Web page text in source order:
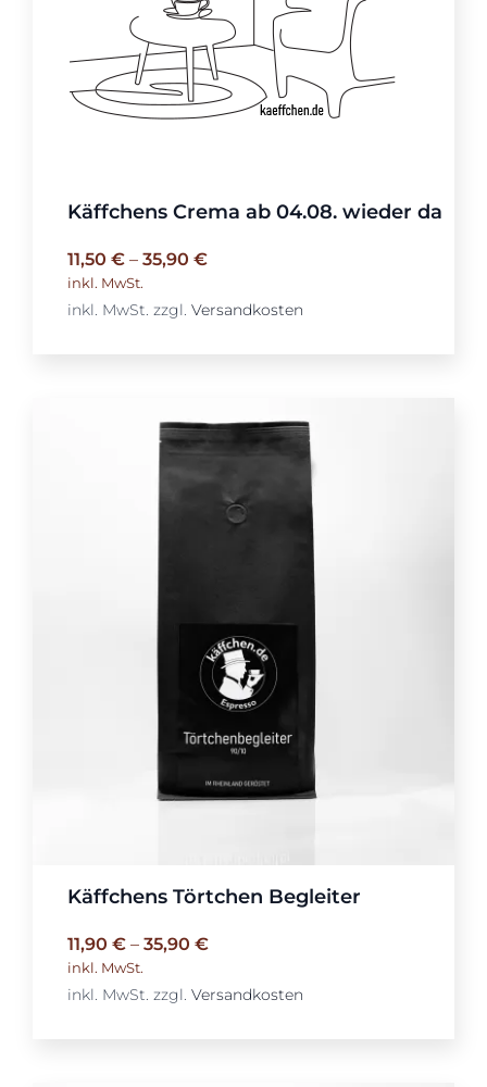
Käffchens Crema ab 04.08. wieder da
11,50 €– 35,90 €
inkl. MwSt.
inkl. MwSt. zzgl. Versandkosten
Käffchens Törtchen Begleiter
11,90 €– 35,90 €
inkl. MwSt.
inkl. MwSt. zzgl. Versandkosten